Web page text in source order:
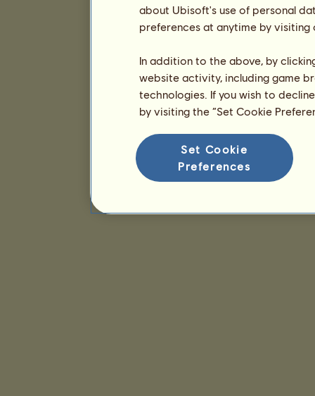
about Ubisoft's use of personal
preferences at anytime by
In addition to the above, by
website activity, including game
technologies. If you wish to
by visiting the “Set Cookie
Set Cookie
Preferences